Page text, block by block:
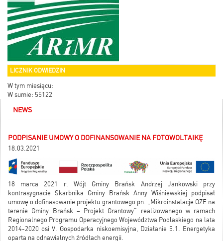
LICZNIK ODWIEDZIN
W tym miesiącu:
W sumie: 55122
NEWS
PODPISANIE UMOWY O DOFINANSOWANIE NA FOTOWOLTAIKĘ
18.03.2021
18 marca 2021 r. Wójt Gminy Brańsk Andrzej Jankowski przy
kontrasygnacie Skarbnika Gminy Brańsk Anny Wiśniewskiej podpisał
umowę o dofinasowanie projektu grantowego pn. „Mikroinstalacje OZE na
terenie Gminy Brańsk – Projekt Grantowy” realizowanego w ramach
Regionalnego Programu Operacyjnego Województwa Podlaskiego na lata
2014-2020 osi V. Gospodarka niskoemisyjna, Działanie 5.1. Energetyka
oparta na odnawialnych źródłach energii.